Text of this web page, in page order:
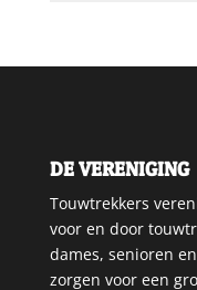
DE VERENIGING
Touwtrekkers
voor en door
dames, senioren
zorgen voor een